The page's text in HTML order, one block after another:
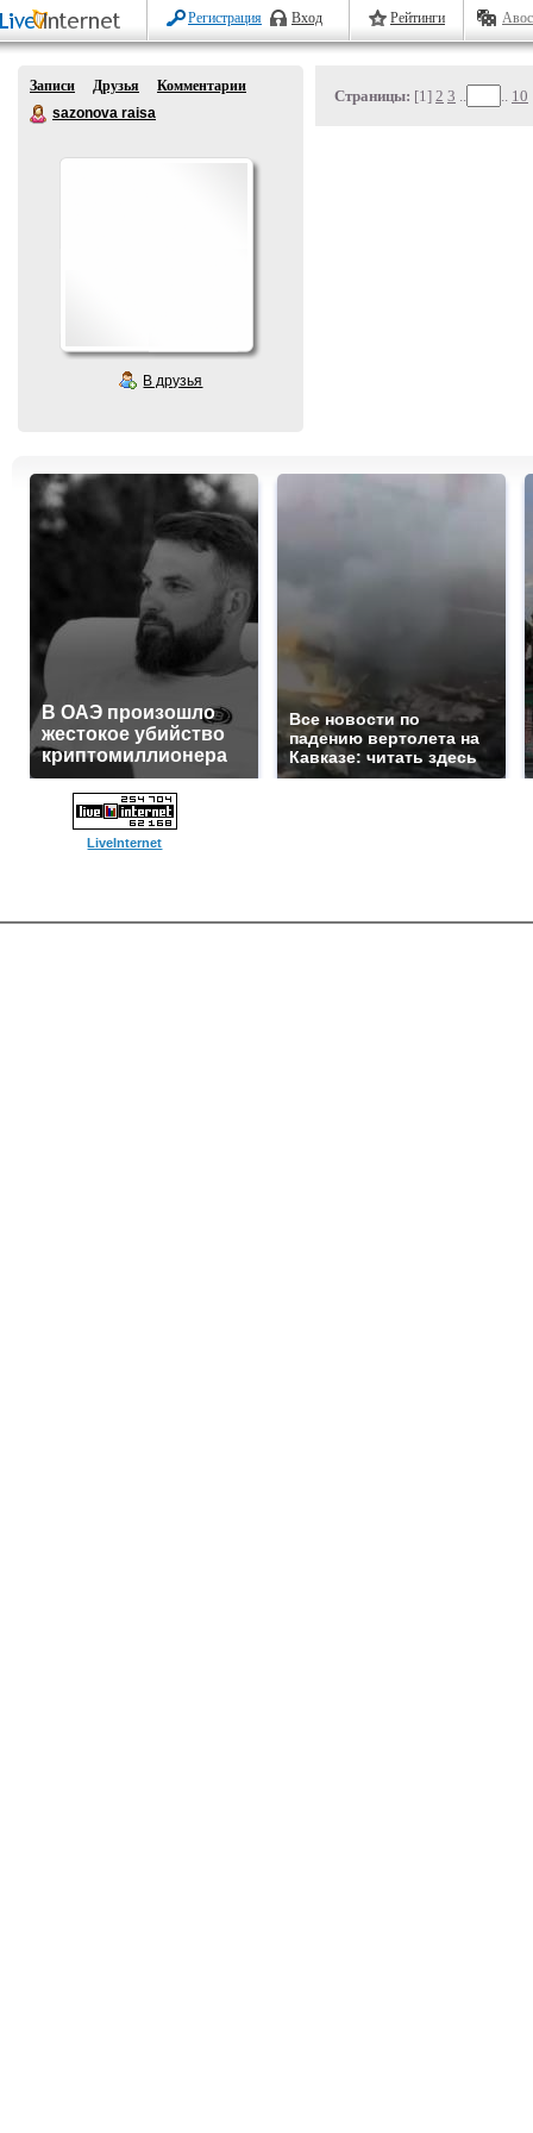
Регистрация Вход Рейтинги
Записи Друзья
Комментарии
sazonova raisa
В друзья
Страницы: [1] 2 3 .. .. 10
В ОАЭ произошло
жестокое убийство
криптомиллионера
Все новости по
падению вертолета на
Кавказе: читать здесь
LiveInternet